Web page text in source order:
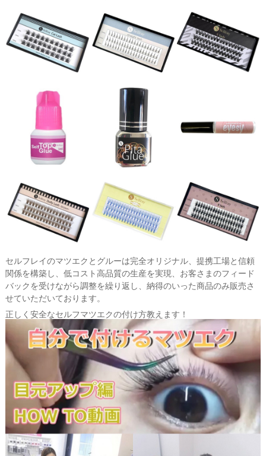
セルフレイのマツエクとグルーは完全オリジナル、提携工場と信頼
関係を構築し、低コスト高品質の生産を実現、お客さまのフィード
バックを受けながら調整を繰り返し、納得のいった商品のみ販売さ
せていただいております。
正しく安全なセルフマツエクの付け方教えます！